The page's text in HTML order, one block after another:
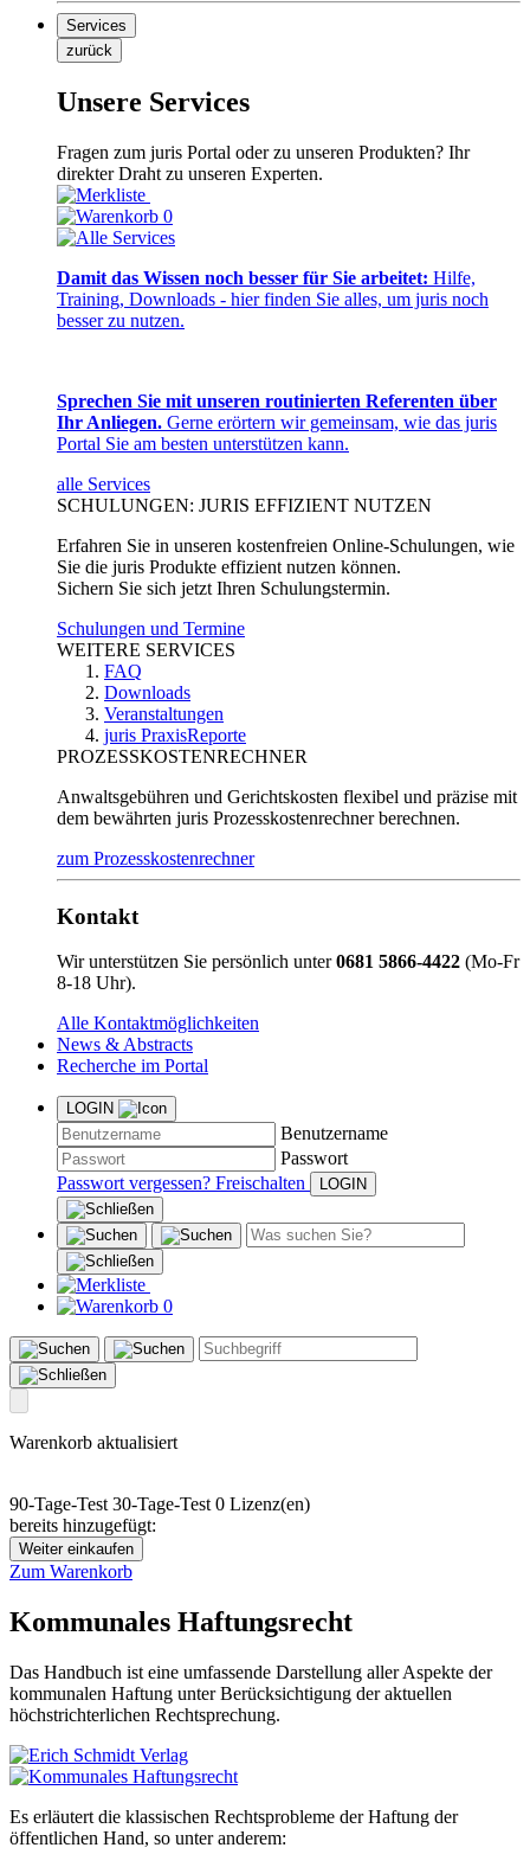
Services
zurück
Unsere Services
Fragen zum juris Portal oder zu unseren Produkten? Ihr
direkter Draht zu unseren Experten.
0
Damit das Wissen noch besser für Sie arbeitet: Hilfe,
Training, Downloads - hier finden Sie alles, um juris noch
besser zu nutzen.
Sprechen Sie mit unseren routinierten Referenten über
Ihr Anliegen. Gerne erörtern wir gemeinsam, wie das juris
Portal Sie am besten unterstützen kann.
alle Services
SCHULUNGEN: JURIS EFFIZIENT NUTZEN
Erfahren Sie in unseren kostenfreien Online-Schulungen, wie
Sie die juris Produkte effizient nutzen können.
Sichern Sie sich jetzt Ihren Schulungstermin.
Schulungen und Termine
WEITERE SERVICES
FAQ
Downloads
Veranstaltungen
juris PraxisReporte
PROZESSKOSTENRECHNER
Anwaltsgebühren und Gerichtskosten flexibel und präzise mit
dem bewährten juris Prozesskostenrechner berechnen.
zum Prozesskostenrechner
Kontakt
Wir unterstützen Sie persönlich unter0681 5866-4422 (Mo-Fr
8-18 Uhr).
Alle Kontaktmöglichkeiten
News & Abstracts
Recherche im Portal
LOGIN
Benutzername
Passwort
Passwort vergessen? Freischalten
0
Warenkorb aktualisiert
90-Tage-Test 30-Tage-Test 0 Lizenz(en)
bereits hinzugefügt:
Weiter einkaufen
Zum Warenkorb
Kommunales Haftungsrecht
Das Handbuch ist eine umfassende Darstellung aller Aspekte der
kommunalen Haftung unter Berücksichtigung der aktuellen
höchstrichterlichen Rechtsprechung.
Es erläutert die klassischen Rechtsprobleme der Haftung der
öffentlichen Hand, so unter anderem: